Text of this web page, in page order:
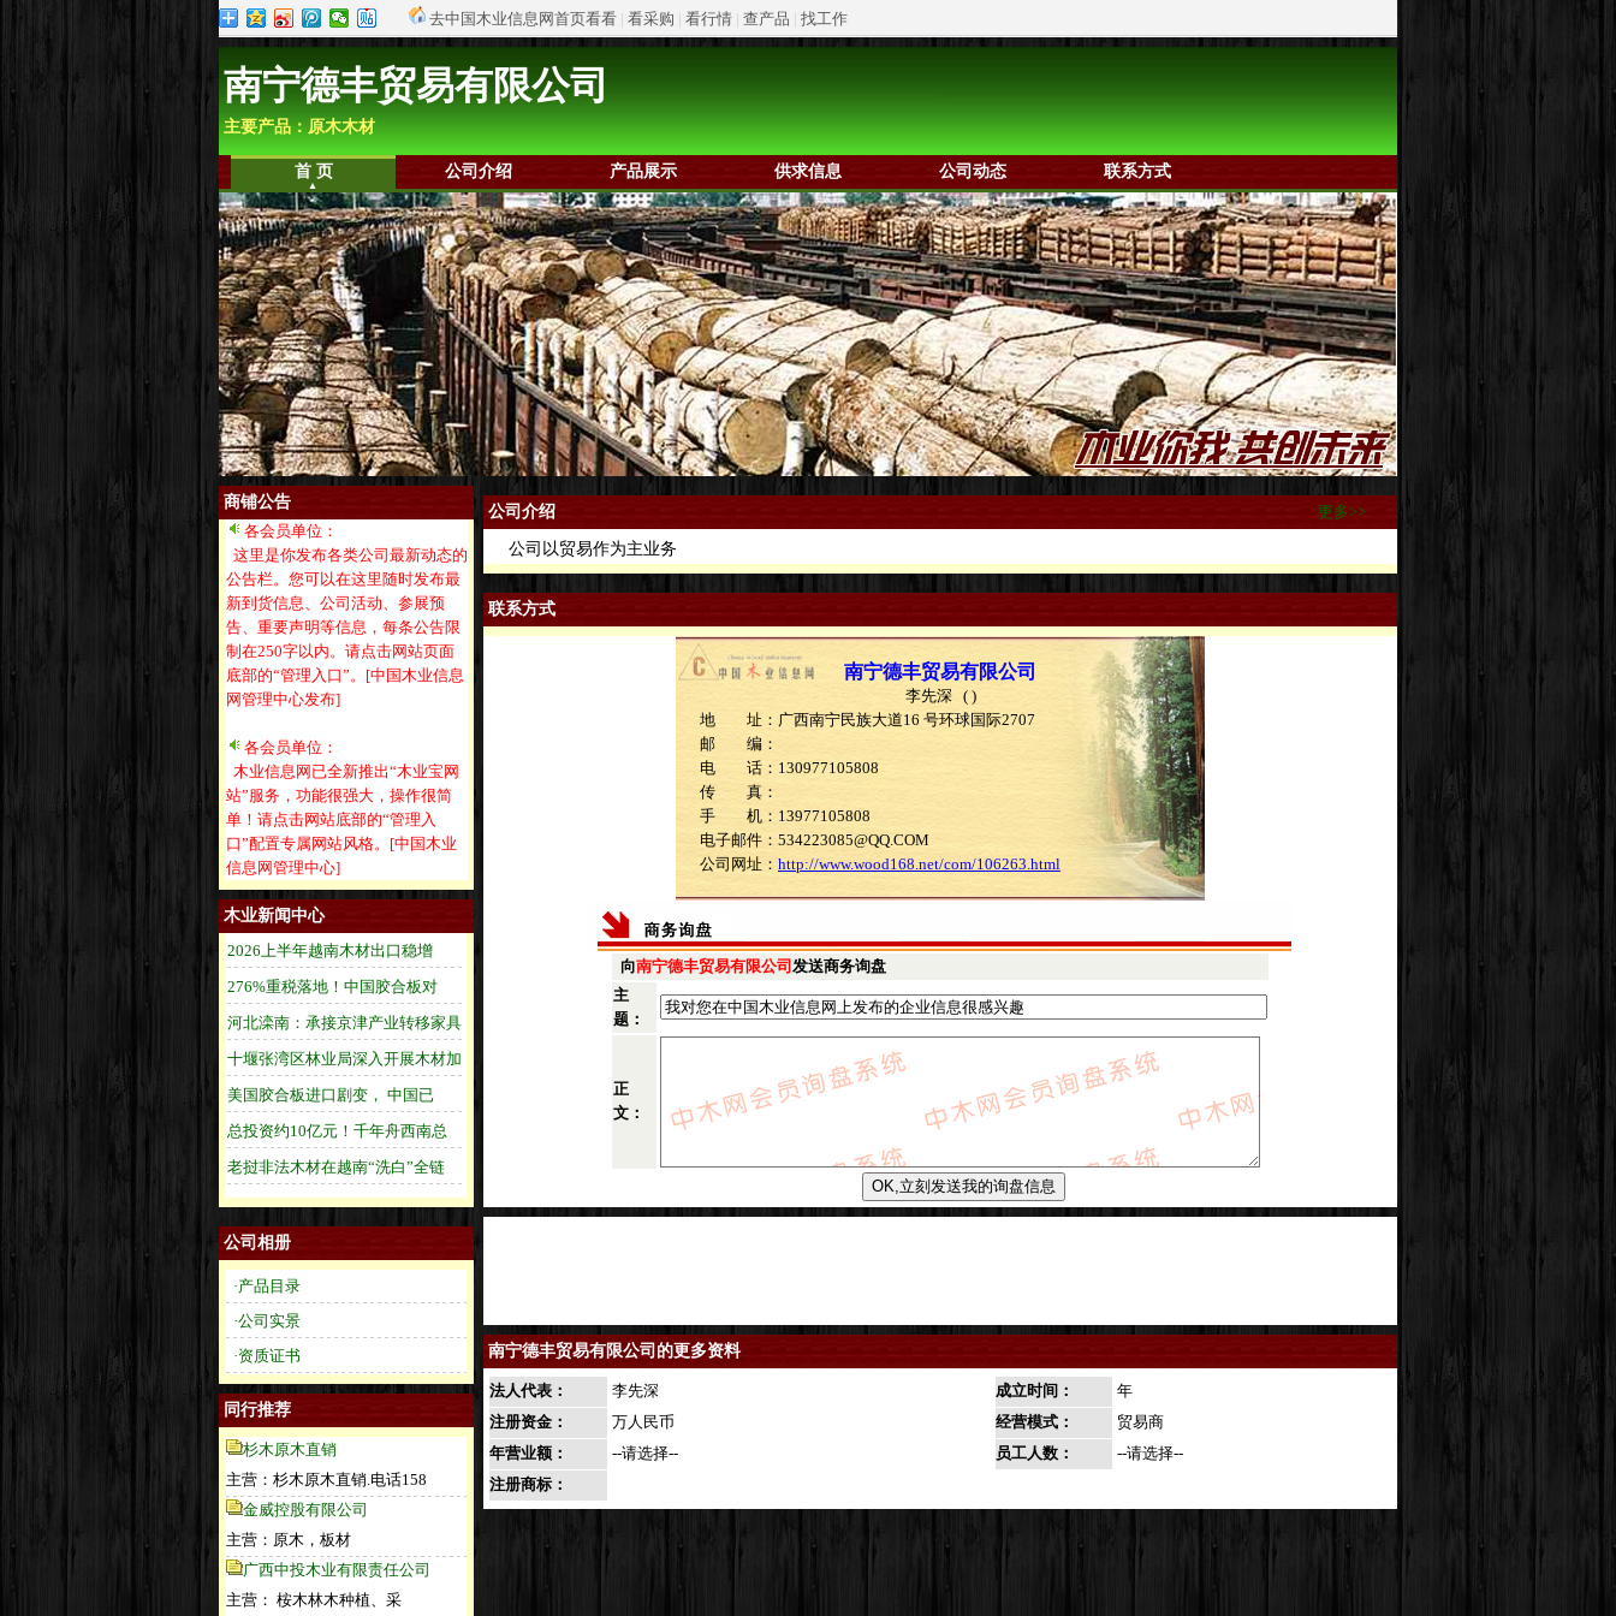
去中国木业信息网首页看看 | 看采购 | 看行情 | 查产品 | 找工作
南宁德丰贸易有限公司
主要产品：原木木材
首 页 公司介绍 产品展示 供求信息 公司动态 联系方式
商铺公告
各会员单位：
这里是你发布各类公司最新动态的
公告栏。您可以在这里随时发布最
新到货信息、公司活动、参展预
告、重要声明等信息，每条公告限
制在250字以内。请点击网站页面
底部的“管理入口”。[中国木业信息
网管理中心发布]
各会员单位：
木业信息网已全新推出“木业宝网
站”服务，功能很强大，操作很简
单！请点击网站底部的“管理入
口”配置专属网站风格。[中国木业
信息网管理中心]
木业新闻中心
公司相册
·产品目录
·公司实景
·资质证书
同行推荐
杉木原木直销
主营：杉木原木直销.电话158
金威控股有限公司
主营：原木，板材
广西中投木业有限责任公司
主营： 桉木林木种植、采
公司介绍 更多>>
公司以贸易作为主业务
联系方式
南宁德丰贸易有限公司
李先深 ( )
地 址：广西南宁民族大道16 号环球国际2707
邮 编：
电 话：130977105808
传 真：
手 机：13977105808
电子邮件：534223085@QQ.COM
公司网址： http://www.wood168.net/com/106263.html
向南宁德丰贸易有限公司 发送商务询盘
主
题：
正
文：
南宁德丰贸易有限公司的更多资料
法人代表： 李先深 成立时间：
年
注册资金：
万人民币 经营模式：
贸易商
年营业额：
--请选择-- 员工人数：
--请选择--
注册商标：